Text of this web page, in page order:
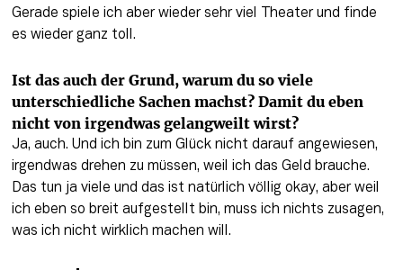
Gerade spiele ich aber wieder sehr viel Theater und finde
es wieder ganz toll.
Ist das auch der Grund, warum du so viele
unterschiedliche Sachen machst? Damit du eben
nicht von irgendwas gelangweilt wirst?
Ja, auch. Und ich bin zum Glück nicht darauf angewiesen,
irgendwas drehen zu müssen, weil ich das Geld brauche.
Das tun ja viele und das ist natürlich völlig okay, aber weil
ich eben so breit aufgestellt bin, muss ich nichts zusagen,
was ich nicht wirklich machen will.